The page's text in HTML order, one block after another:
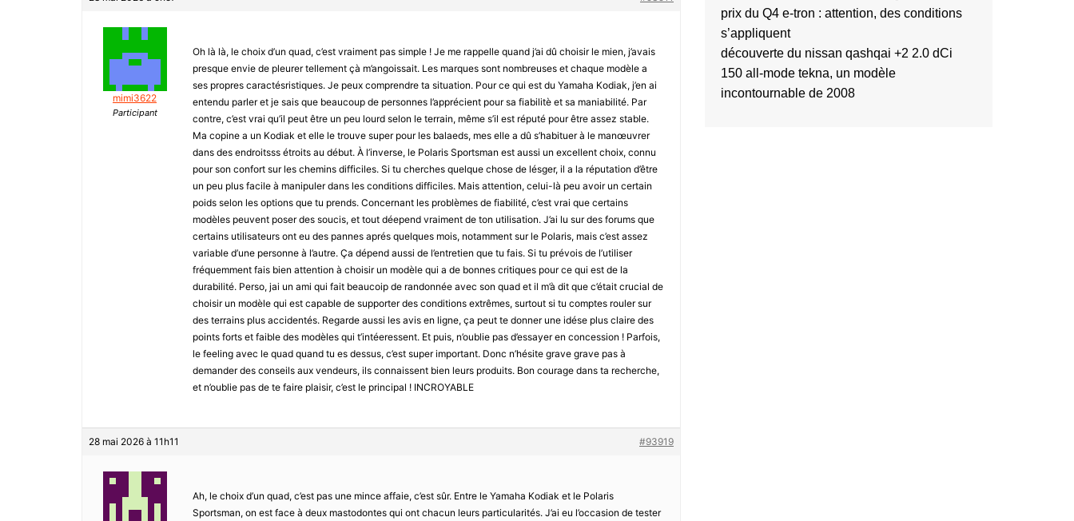
mimi3622
Participant
Oh là là, le choix d’un quad, c’est vraiment pas simple ! Je me rappelle quand j’ai dû choisir le mien, j’avais
presque envie de pleurer tellement çà m’angoissait. Les marques sont nombreuses et chaque modèle a
ses propres caractésristiques. Je peux comprendre ta situation. Pour ce qui est du Yamaha Kodiak, j’en ai
entendu parler et je sais que beaucoup de personnes l’apprécient pour sa fiabilitè et sa maniabilité. Par
contre, c’est vrai qu’il peut être un peu lourd selon le terrain, même s’il est réputé pour être assez stable.
Ma copine a un Kodiak et elle le trouve super pour les balaeds, mes elle a dû s’habituer à le manœuvrer
dans des endroitsss étroits au début. À l’inverse, le Polaris Sportsman est aussi un excellent choix, connu
pour son confort sur les chemins difficiles. Si tu cherches quelque chose de lésger, il a la réputation d’être
un peu plus facile à manipuler dans les conditions difficiles. Mais attention, celui-là peu avoir un certain
poids selon les options que tu prends. Concernant les problèmes de fiabilité, c’est vrai que certains
modèles peuvent poser des soucis, et tout déepend vraiment de ton utilisation. J’ai lu sur des forums que
certains utilisateurs ont eu des pannes aprés quelques mois, notamment sur le Polaris, mais c’est assez
variable d’une personne à l’autre. Ça dépend aussi de l’entretien que tu fais. Si tu prévois de l’utiliser
fréquemment fais bien attention à choisir un modèle qui a de bonnes critiques pour ce qui est de la
durabilité. Perso, jai un ami qui fait beaucoip de randonnée avec son quad et il m’à dit que c’était crucial de
choisir un modèle qui est capable de supporter des conditions extrêmes, surtout si tu comptes rouler sur
des terrains plus accidentés. Regarde aussi les avis en ligne, ça peut te donner une idése plus claire des
points forts et faible des modèles qui t’intéeressent. Et puis, n’oublie pas d’essayer en concession ! Parfois,
le feeling avec le quad quand tu es dessus, c’est super important. Donc n’hésite grave grave pas à
demander des conseils aux vendeurs, ils connaissent bien leurs produits. Bon courage dans ta recherche,
et n’oublie pas de te faire plaisir, c’est le principal ! INCROYABLE
28 mai 2026 à 11h11 #93919
Ah, le choix d’un quad, c’est pas une mince affaie, c’est sûr. Entre le Yamaha Kodiak et le Polaris
Sportsman, on est face à deux mastodontes qui ont chacun leurs particularités. J’ai eu l’occasion de tester
prix du Q4 e-tron : attention, des conditions
s’appliquent
découverte du nissan qashqai +2 2.0 dCi
150 all-mode tekna, un modèle
incontournable de 2008